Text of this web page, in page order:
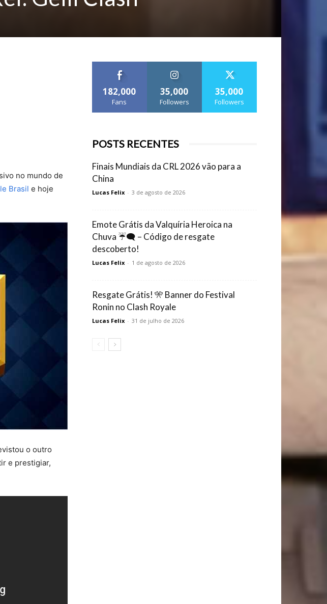
no mundo de
Brasil e hoje
o outro
e prestigiar,
182,000
Fans
35,000
Followers
35,000
Followers
POSTS RECENTES
Finais Mundiais da CRL 2026 vão para a
China
Lucas Felix - 3 de agosto de 2026
Emote Grátis da Valquíria Heroica na
Chuva ☔🗨️ – Código de resgate
descoberto!
Lucas Felix - 1 de agosto de 2026
Resgate Grátis! 🎌 Banner do Festival
Ronin no Clash Royale
Lucas Felix - 31 de julho de 2026